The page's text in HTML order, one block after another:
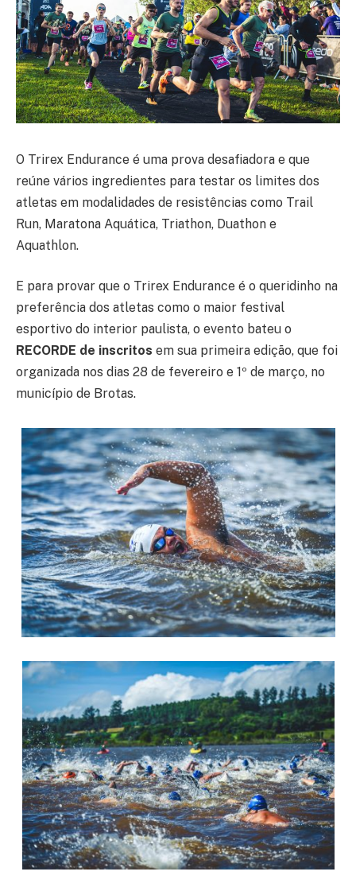
O Trirex Endurance é uma prova desafiadora e que
reúne vários ingredientes para testar os limites dos
atletas em modalidades de resistências como Trail
Run, Maratona Aquática, Triathon, Duathon e
Aquathlon.
E para provar que o Trirex Endurance é o queridinho na
preferência dos atletas como o maior festival
esportivo do interior paulista, o evento bateu o
RECORDE de inscritos em sua primeira edição, que foi
organizada nos dias 28 de fevereiro e 1º de março, no
município de Brotas.